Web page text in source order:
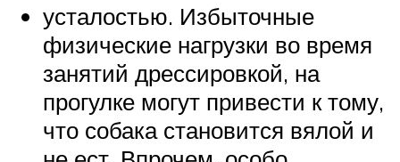
усталостью. Избыточные
физические нагрузки во время
занятий дрессировкой, на
прогулке могут привести к тому,
что собака становится вялой и